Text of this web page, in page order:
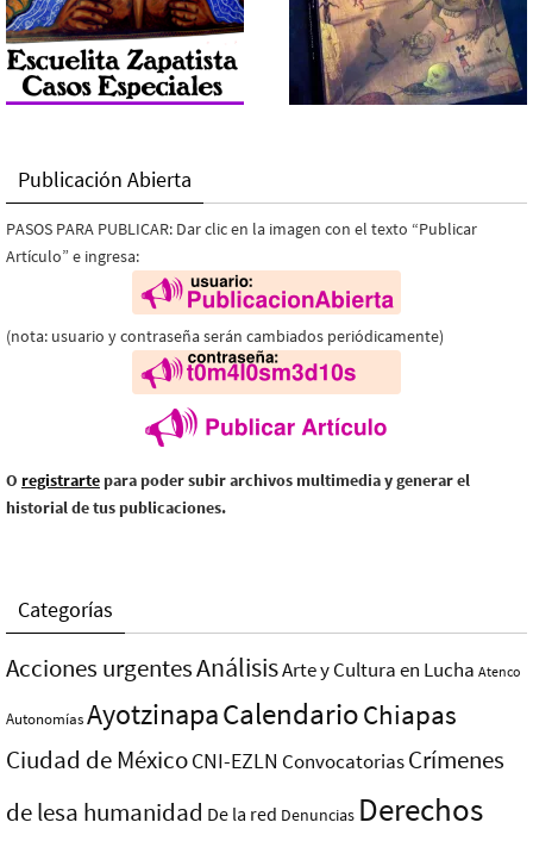
Publicación Abierta
PASOS PARA PUBLICAR: Dar clic en la imagen con el texto “Publicar
Artículo” e ingresa:
(nota: usuario y contraseña serán cambiados periódicamente)
O registrarte para poder subir archivos multimedia y generar el
historial de tus publicaciones.
Categorías
Acciones urgentesAnálisisArte y Cultura en Lucha Atenco
AutonomíasAyotzinapaCalendarioChiapas
Ciudad de MéxicoCNI-EZLN ConvocatoriasCrímenes
de lesa humanidad De la red Denuncias Derechos